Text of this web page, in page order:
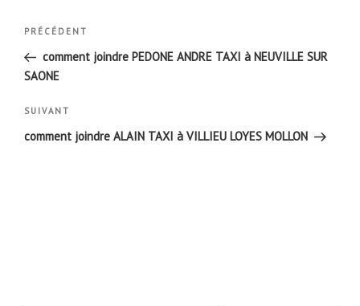
Navigation
l’article
Article
précédent
PRÉCÉDENT
comment joindre PEDONE ANDRE TAXI à NEUVILLE SUR
SAONE
Article
suivant
SUIVANT
comment joindre ALAIN TAXI à VILLIEU LOYES MOLLON